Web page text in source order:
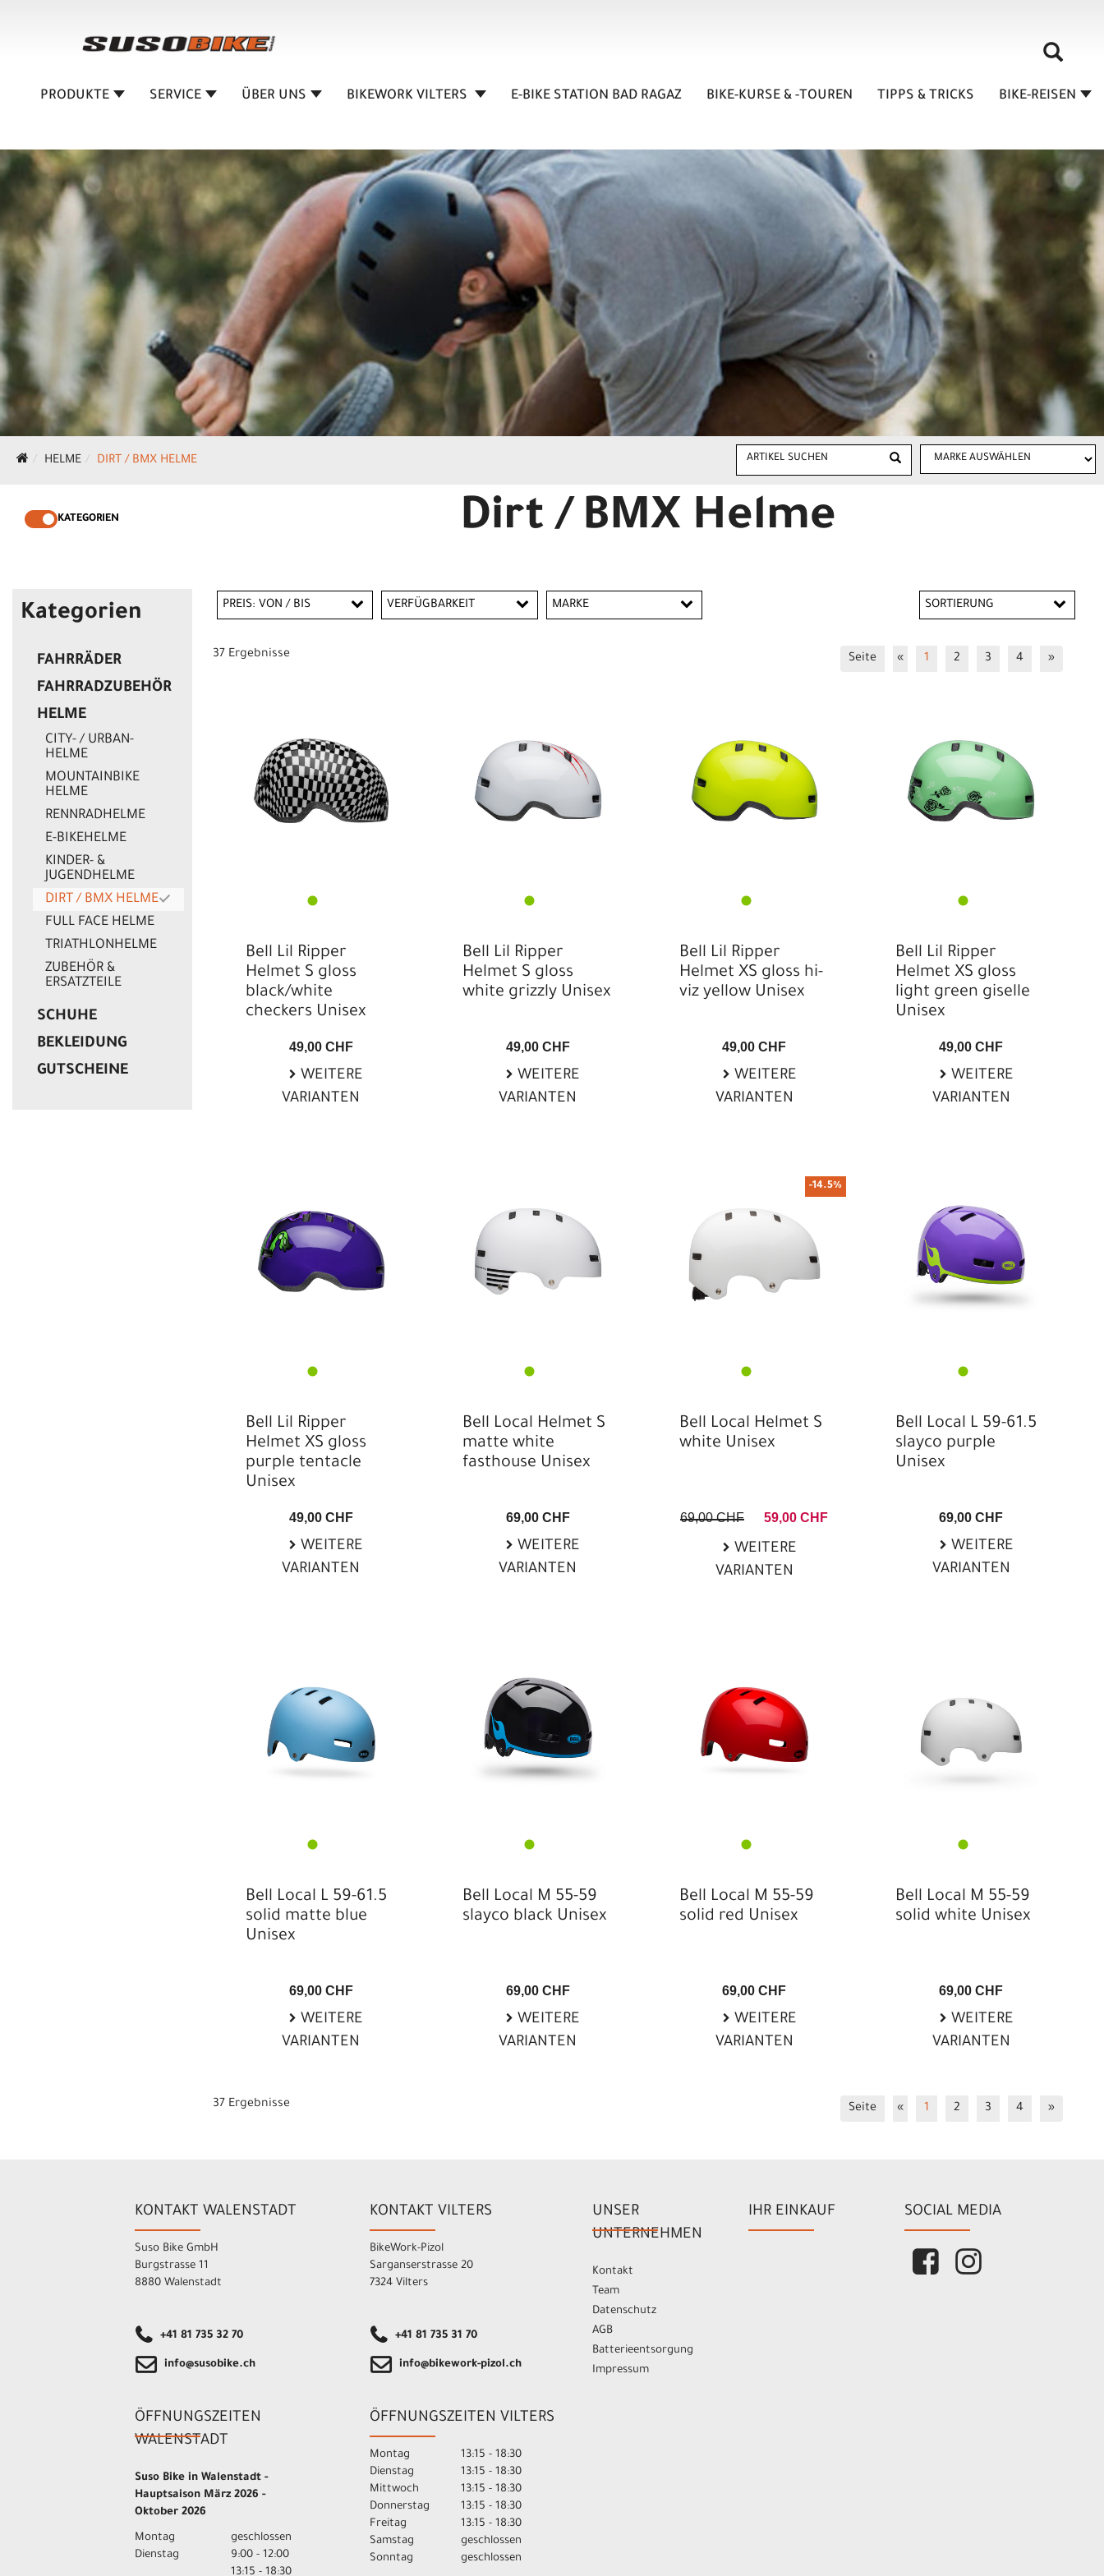
PRODUKTE SERVICE ÜBER UNS BIKEWORK VILTERS E-BIKE STATION BAD RAGAZ BIKE-KURSE & -TOUREN TIPPS & TRICKS BIKE-REISEN
HELME DIRT / BMX HELME
KATEGORIEN Dirt / BMX Helme
Kategorien
FAHRRÄDER
FAHRRADZUBEHÖR
HELME
CITY- / URBAN-
HELME
MOUNTAINBIKE
HELME
RENNRADHELME
E-BIKEHELME
KINDER- &
JUGENDHELME
DIRT / BMX HELME
FULL FACE HELME
TRIATHLONHELME
ZUBEHÖR &
ERSATZTEILE
SCHUHE
BEKLEIDUNG
GUTSCHEINE
SORTIERUNG
PREIS: VON / BIS VERFÜGBARKEIT MARKE
Seite « 1 2 3 4 »
37 Ergebnisse
Bell Lil Ripper
Helmet S gloss
black/white
checkers Unisex
49,00 CHF
WEITERE
VARIANTEN
Bell Lil Ripper
Helmet S gloss
white grizzly Unisex
49,00 CHF
WEITERE
VARIANTEN
Bell Lil Ripper
Helmet XS gloss hi-
viz yellow Unisex
49,00 CHF
WEITERE
VARIANTEN
Bell Lil Ripper
Helmet XS gloss
light green giselle
Unisex
49,00 CHF
WEITERE
VARIANTEN
Bell Lil Ripper
Helmet XS gloss
purple tentacle
Unisex
49,00 CHF
WEITERE
VARIANTEN
Bell Local Helmet S
matte white
fasthouse Unisex
69,00 CHF
WEITERE
VARIANTEN
-14.5%
Bell Local Helmet S
white Unisex
69,00 CHF 59,00 CHF
WEITERE
VARIANTEN
Bell Local L 59-61.5
slayco purple
Unisex
69,00 CHF
WEITERE
VARIANTEN
Bell Local L 59-61.5
solid matte blue
Unisex
69,00 CHF
WEITERE
VARIANTEN
Bell Local M 55-59
slayco black Unisex
69,00 CHF
WEITERE
VARIANTEN
Bell Local M 55-59
solid red Unisex
69,00 CHF
WEITERE
VARIANTEN
Bell Local M 55-59
solid white Unisex
69,00 CHF
WEITERE
VARIANTEN
Seite « 1 2 3 4 »
37 Ergebnisse
KONTAKT WALENSTADT
Suso Bike GmbH
Burgstrasse 11
8880 Walenstadt
+41 81 735 32 70
info@susobike.ch
ÖFFNUNGSZEITEN
WALENSTADT
Suso Bike in Walenstadt -
Hauptsaison März 2026 -
Oktober 2026
Montag
geschlossen
Dienstag
9:00 - 12:00
13:15 - 18:30
KONTAKT VILTERS
BikeWork-Pizol
Sarganserstrasse 20
7324 Vilters
+41 81 735 31 70
info@bikework-pizol.ch
ÖFFNUNGSZEITEN VILTERS
Montag
13:15 - 18:30
Dienstag
13:15 - 18:30
Mittwoch
13:15 - 18:30
Donnerstag
13:15 - 18:30
Freitag
13:15 - 18:30
Samstag
geschlossen
Sonntag
geschlossen
UNSER
UNTERNEHMEN
Kontakt
Team
Datenschutz
AGB
Batterieentsorgung
Impressum
IHR EINKAUF SOCIAL MEDIA